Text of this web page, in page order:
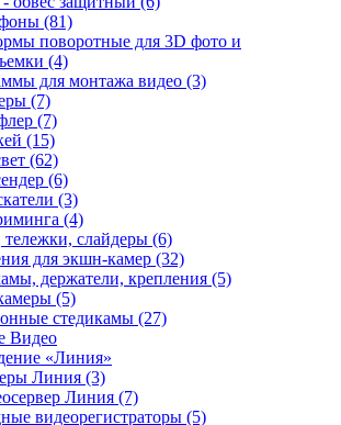
(81)
поворотные для 3D фото и
(4)
для монтажа видео (3)
(7)
(7)
(15)
(62)
(6)
(3)
(4)
слайдеры (6)
для экшн-камер (32)
держатели, крепления (5)
(5)
стедикамы (27)
Видео
«Линия»
Линия (3)
Линия (7)
видеорегистраторы (5)